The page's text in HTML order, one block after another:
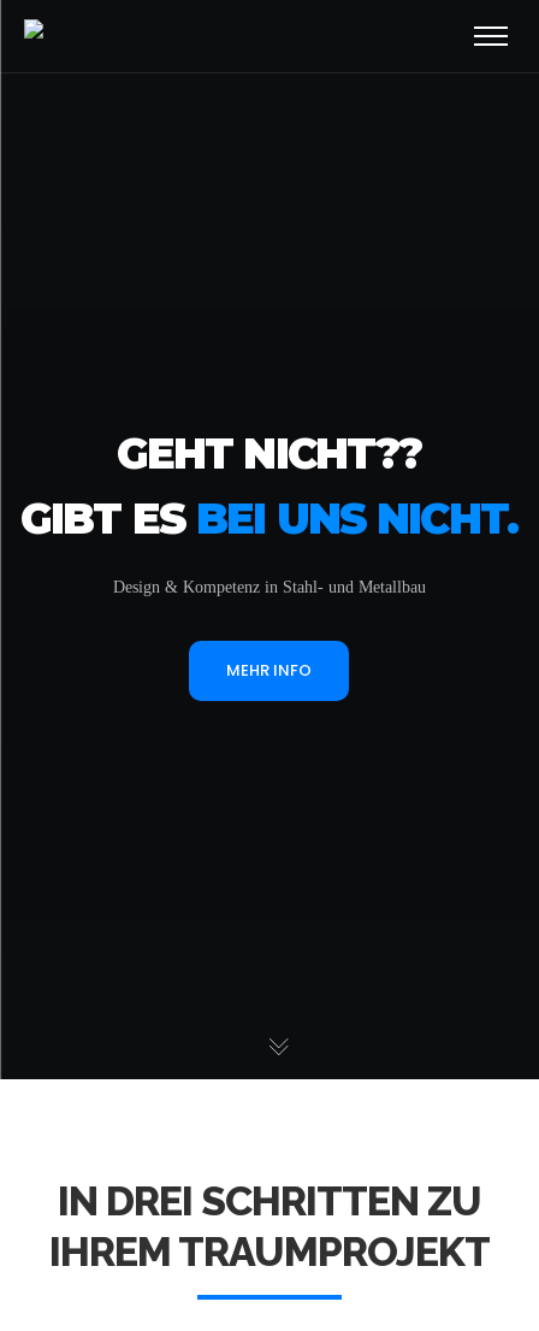
GEHT NICHT??
GIBT ES BEI UNS NICHT.
Design & Kompetenz in Stahl- und Metallbau
MEHR INFO
IN DREI SCHRITTEN ZU
IHREM TRAUMPROJEKT